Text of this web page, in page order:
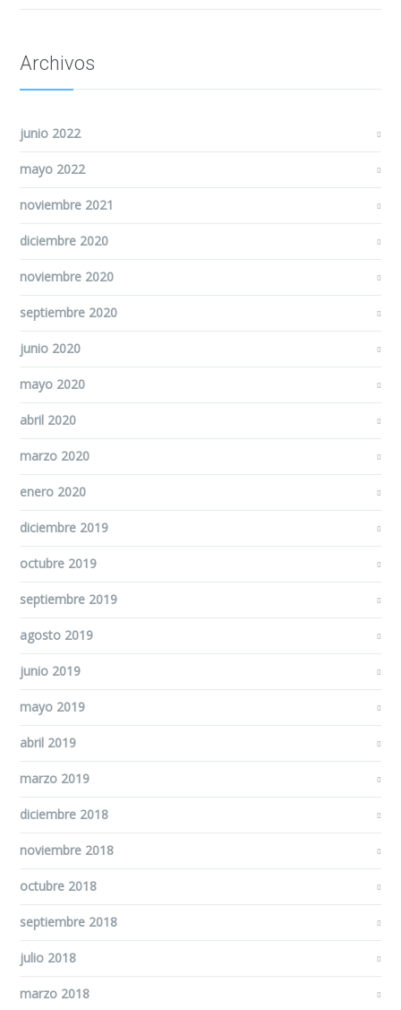
Archivos
junio 2022
mayo 2022
noviembre 2021
diciembre 2020
noviembre 2020
septiembre 2020
junio 2020
mayo 2020
abril 2020
marzo 2020
enero 2020
diciembre 2019
octubre 2019
septiembre 2019
agosto 2019
junio 2019
mayo 2019
abril 2019
marzo 2019
diciembre 2018
noviembre 2018
octubre 2018
septiembre 2018
julio 2018
marzo 2018